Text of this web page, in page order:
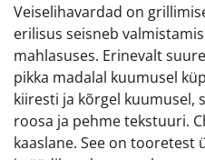
Veiselihavardad on
erilisus seisneb
mahlasuses. Erinevalt
pikka madalal kuumusel
kiiresti ja kõrgel kuumusel,
roosa ja pehme tekstuuri.
kaaslane. See on